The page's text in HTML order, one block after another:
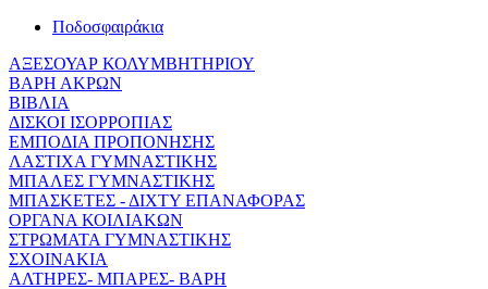
Ποδοσφαιράκια
ΑΞΕΣΟΥΑΡ ΚΟΛΥΜΒΗΤΗΡΙΟΥ
ΒΑΡΗ ΑΚΡΩΝ
ΒΙΒΛΙΑ
ΔΙΣΚΟΙ ΙΣΟΡΡΟΠΙΑΣ
ΕΜΠΟΔΙΑ ΠΡΟΠΟΝΗΣΗΣ
ΛΑΣΤΙΧΑ ΓΥΜΝΑΣΤΙΚΗΣ
ΜΠΑΛΕΣ ΓΥΜΝΑΣΤΙΚΗΣ
ΜΠΑΣΚΕΤΕΣ - ΔΙΧΤΥ ΕΠΑΝΑΦΟΡΑΣ
ΟΡΓΑΝΑ ΚΟΙΛΙΑΚΩΝ
ΣΤΡΩΜΑΤΑ ΓΥΜΝΑΣΤΙΚΗΣ
ΣΧΟΙΝΑΚΙΑ
ΑΛΤΗΡΕΣ- ΜΠΑΡΕΣ- ΒΑΡΗ